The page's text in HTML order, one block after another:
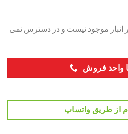
موجود نیست و در دسترس نمی
واحد فروش
از طریق واتساپ